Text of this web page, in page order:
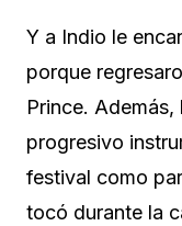
Y a Indio le
porque
Prince.
progresivo
festival como
tocó durante la